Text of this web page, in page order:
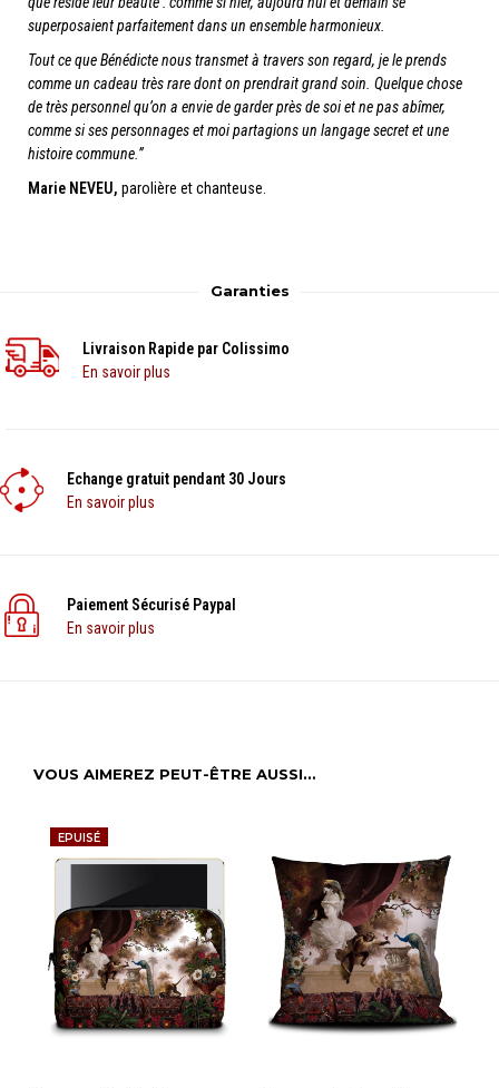
superposaient parfaitement dans un ensemble harmonieux.
Tout ce que Bénédicte nous transmet à travers son regard, je le prends
comme un cadeau très rare dont on prendrait grand soin. Quelque chose
de très personnel qu’on a envie de garder près de soi et ne pas abîmer,
comme si ses personnages et moi partagions un langage secret et une
histoire commune.”
Marie NEVEU, parolière et chanteuse.
Garanties
Livraison Rapide par Colissimo
En savoir plus
Echange gratuit pendant 30 Jours
En savoir plus
Paiement Sécurisé Paypal
En savoir plus
VOUS AIMEREZ PEUT-ÊTRE AUSSI…
EPUISÉ